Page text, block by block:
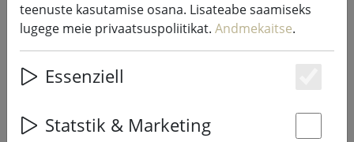
Kaemingk Lumineo LED-tuled Basic
koos dimmeriga 240 LED
soojavalge välitingimustes 18 m
läbipaistev
teenuste kasutamise osana. Lisateabe saamiseks
lugege meie privaatsuspoliitikat. Andmekaitse.
Essenziell
Statstik & Marketing